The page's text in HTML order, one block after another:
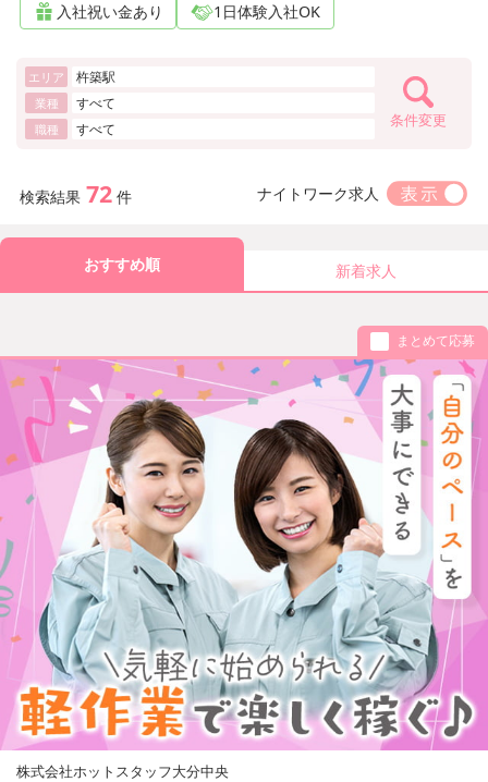
入社祝い金あり 1日体験入社OK
エリア 杵築駅
業種 すべて
職種 すべて 条件変更
検索結果 72 件 ナイトワーク求人
おすすめ順 新着求人
まとめて応募
株式会社ホットスタッフ大分中央